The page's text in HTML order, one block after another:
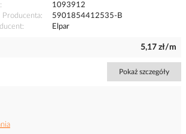
1093912
Producenta
5901854412535-B
Elpar
5,17 zł/m
Pokaż szczegóły